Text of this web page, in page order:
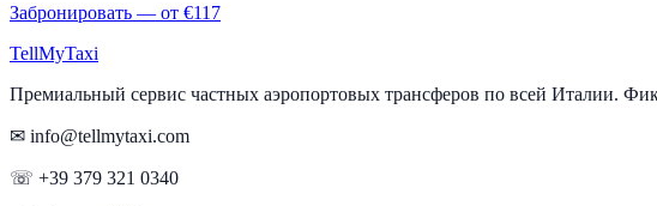
Забронировать — от €117
TellMyTaxi
Премиальный сервис частных аэропортовых трансферов по всей Италии.
✉ info@tellmytaxi.com
☏ +39 379 321 0340